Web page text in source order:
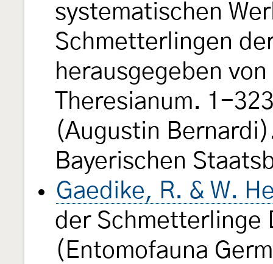
systematischen
Schmetterlingen
herausgegeben
Theresianum. 1-
(Augustin
Bayerischen
Gaedike, R. & W.
der Schmetterlinge
(Entomofauna